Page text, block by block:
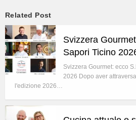
Related Post
Svizzera
Sapori Ticino
Svizzera Gourmet: ecco
2026 Dopo aver
l'edizione 2026…